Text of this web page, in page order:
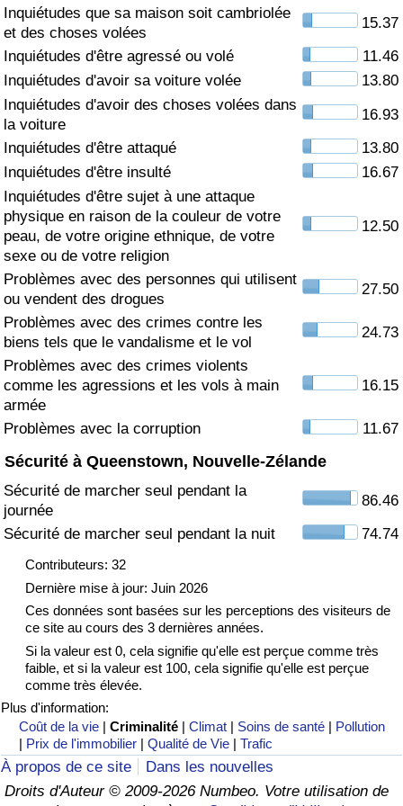
Inquiétudes que sa maison soit cambriolée
et des choses volées
15.37
Inquiétudes d'être agressé ou volé
11.46
Inquiétudes d'avoir sa voiture volée
13.80
Inquiétudes d'avoir des choses volées dans
la voiture
16.93
Inquiétudes d'être attaqué
13.80
Inquiétudes d'être insulté
16.67
Inquiétudes d'être sujet à une attaque
physique en raison de la couleur de votre
peau, de votre origine ethnique, de votre
sexe ou de votre religion
12.50
Problèmes avec des personnes qui utilisent
ou vendent des drogues
27.50
Problèmes avec des crimes contre les
biens tels que le vandalisme et le vol
24.73
Problèmes avec des crimes violents
comme les agressions et les vols à main
armée
16.15
Problèmes avec la corruption 11.67
Sécurité à Queenstown, Nouvelle-Zélande
Sécurité de marcher seul pendant la
journée
86.46
Sécurité de marcher seul pendant la nuit
74.74
Contributeurs: 32
Dernière mise à jour: Juin 2026
Ces données sont basées sur les perceptions des visiteurs de
ce site au cours des 3 dernières années.
Si la valeur est 0, cela signifie qu'elle est perçue comme très
faible, et si la valeur est 100, cela signifie qu'elle est perçue
comme très élevée.
Plus d'information:
Coût de la vie |Criminalité |Climat | Soins de santé | Pollution
| Prix de l'immobilier |Qualité de Vie |Trafic
À propos de ce site
Dans les nouvelles
Droits d'Auteur © 2009-2026 Numbeo. Votre utilisation de
Soins de santé
Indice des soins de santé (Actuel)
Indice des soins de santé
Indice des soins de santé par Pays
Pollution
Indice de Pollution (Actuel)
Indice de pollution
Indice de Pollution par Pays
Trafic
Indice de Trafic (Actuel)
Indice de Trafic par Pays